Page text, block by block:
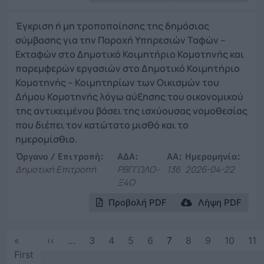
Έγκριση ή μη τροποποίησης της δημόσιας
σύμβασης για την Παροχή Υπηρεσιών Ταφών –
Εκταφών στο Δημοτικό Κοιμητήριο Κομοτηνής και
παρεμφερών εργασιών στο Δημοτικό Κοιμητήριο
Κομοτηνής – Κοιμητηρίων των Οικισμών του
Δήμου Κομοτηνής λόγω αύξησης του οικονομικού
της αντικειμένου βάσει της ισχύουσας νομοθεσίας
που διέπει τον κατώτατο μισθό και το
ημερομίσθιο.
Όργανο / Επιτροπή:
Δημοτική Επιτροπή
ΑΔΑ:
ΡΒΓΓΩΛΟ-
Ξ4Ο
ΑΑ:
136
Ημερομηνία:
2026-04-22
Προβολή PDF Λήψη PDF
Σελιδοποίηση
«
First
‹‹ Προηγούμενη σελίδα
… 3 4 5 6 7 8 9 10 11